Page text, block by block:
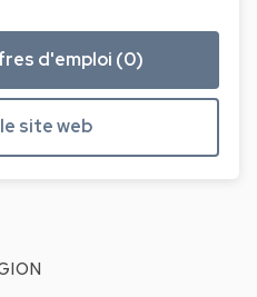
d'emploi (0)
site web